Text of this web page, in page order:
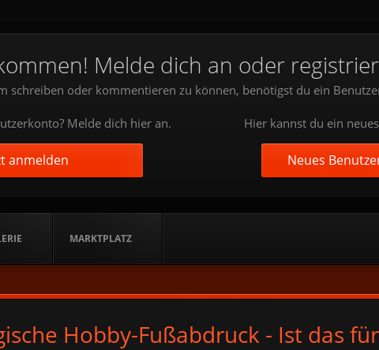
Melde dich an oder
schreiben oder kommentieren zu können, benötigst du ein
Melde dich hier an.
anmelden
Hier kannst du ein
Neues
MARKTPLATZ
Hobby-Fußabdruck - Ist das